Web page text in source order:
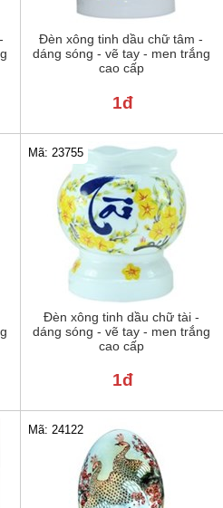
Đèn xông tinh dầu chữ tâm -
dáng sóng - vẽ tay - men trắng
cao cấp
1đ
Đèn xông tinh dầu chữ tài -
dáng sóng - vẽ tay - men trắng
cao cấp
Mã: 23755
1đ
Mã: 24122